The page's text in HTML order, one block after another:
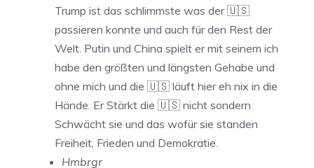
Trump ist das schlimmste was der 🇺🇸
passieren konnte und auch für den Rest der
Welt. Putin und China spielt er mit seinem ich
habe den größten und längsten Gehabe und
ohne mich und die 🇺🇸 läuft hier eh nix in die
Hände. Er Stärkt die 🇺🇸 nicht sondern
Schwächt sie und das wofür sie standen
Freiheit, Frieden und Demokratie.
Hmbrgr